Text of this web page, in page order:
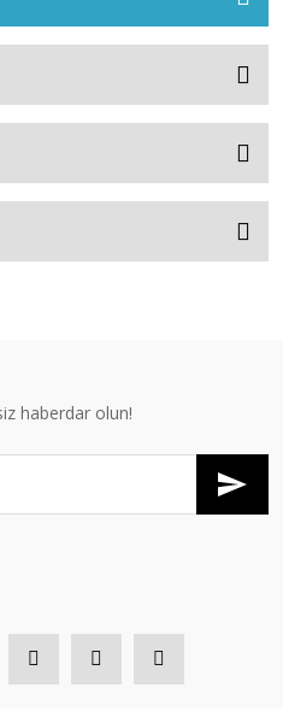
haberdar olun!